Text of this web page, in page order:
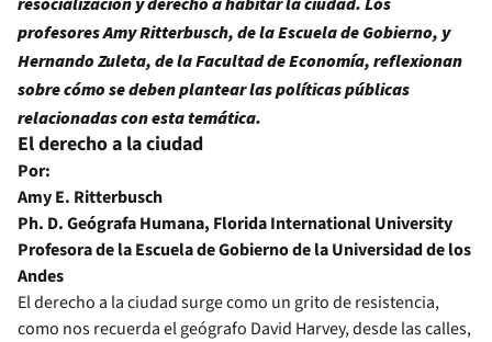
profesores Amy Ritterbusch, de la Escuela de Gobierno, y
Hernando Zuleta, de la Facultad de Economía, reflexionan
sobre cómo se deben plantear las políticas públicas
relacionadas con esta temática.
El derecho a la ciudad
Por:
Amy E. Ritterbusch
Ph. D. Geógrafa Humana, Florida International University
Profesora de la Escuela de Gobierno de la Universidad de los
Andes
El derecho a la ciudad surge como un grito de resistencia,
como nos recuerda el geógrafo David Harvey, desde las ca­lles,